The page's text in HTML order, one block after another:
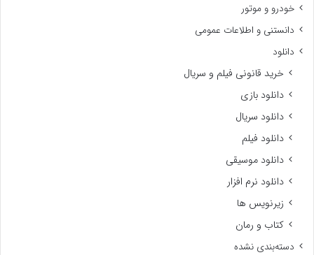
خودرو و موتور
دانستنی و اطلاعات عمومی
دانلود
خرید قانونی فیلم و سریال
دانلود بازی
دانلود سریال
دانلود فیلم
دانلود موسیقی
دانلود نرم افزار
زیرنویس ها
کتاب و رمان
دسته‌بندی نشده